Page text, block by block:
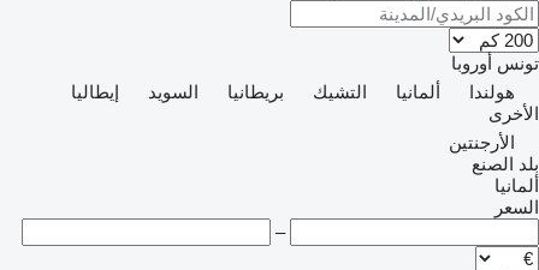
تونس أوروبا
هولندا
ألمانيا التشيك بريطانيا السويد
إيطاليا
الأخرى
الأرجنتين
بلد الصنع
ألمانيا
السعر
–